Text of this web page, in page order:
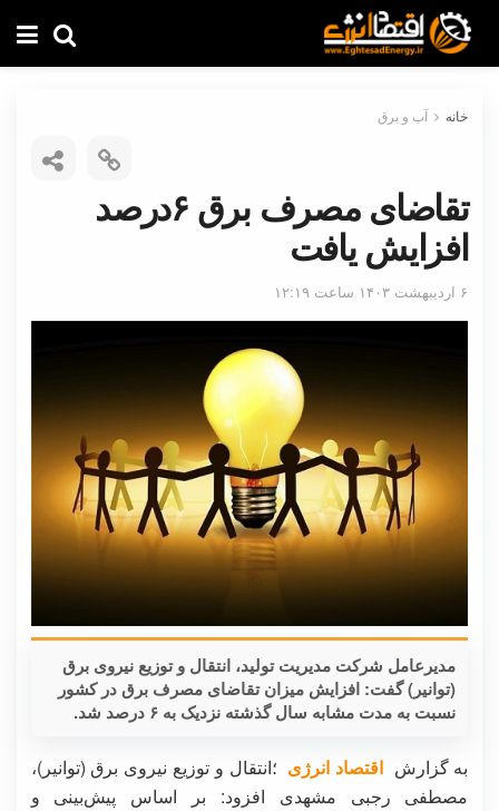
خانه آب و برق
تقاضای مصرف برق ۶درصد
افزایش یافت
۶ اردیبهشت ۱۴۰۳ ساعت ۱۲:۱۹
مدیرعامل شرکت مدیریت تولید، انتقال و توزیع نیروی برق
(توانیر) گفت: افزایش میزان تقاضای مصرف برق در کشور
نسبت به مدت مشابه سال گذشته نزدیک به ۶ درصد شد.
به گزارش اقتصاد انرژی ؛انتقال و توزیع نیروی برق (توانیر)،
مصطفی رجبی مشهدی افزود: بر اساس پیش‌بینی و